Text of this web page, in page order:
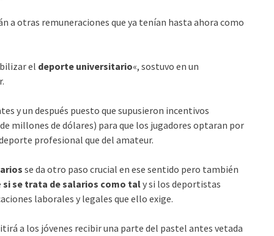
a otras remuneraciones que ya tenían hasta ahora como
el deporte universitario«, sostuvo en un
y un después puesto que supusieron incentivos
millones de dólares) para que los jugadores optaran por
profesional que del amateur.
se da otro paso crucial en ese sentido pero también
si se trata de salarios como taly si los deportistas
laborales y legales que ello exige.
a los jóvenes recibir una parte del pastel antes vetada